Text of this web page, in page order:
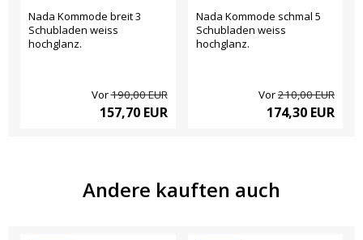
Nada Kommode breit 3
Schubladen weiss
hochglanz.
Vor190,00 EUR
157,70 EUR
Nada Kommode schmal 5
Schubladen weiss
hochglanz.
Vor210,00 EUR
174,30 EUR
Andere kauften auch